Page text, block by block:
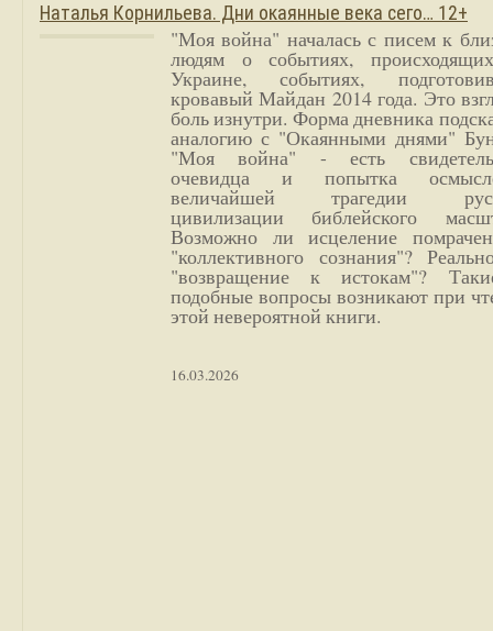
Наталья Корнильева. Дни окаянные века сего… 12+
"Моя война" началась с писем к
людям о событиях,
Украине, событиях,
кровавый Майдан 2014 года. Это
боль изнутри. Форма дневника
аналогию с "Окаянными днями"
"Моя война" - есть
очевидца и попытка
величайшей трагедии
цивилизации библейского
Возможно ли исцеление
"коллективного сознания"?
"возвращение к истокам"?
подобные вопросы возникают при
этой невероятной книги.
16.03.2026